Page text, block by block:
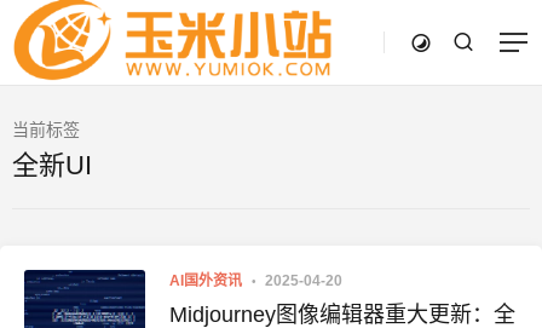
当前标签
全新UI
AI国外资讯 2025-04-20
Midjourney图像编辑器重大更新：全